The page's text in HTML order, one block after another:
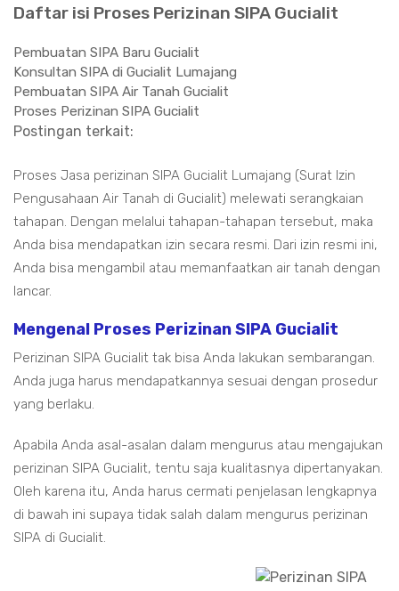
Daftar isi Proses Perizinan SIPA Gucialit
Pembuatan SIPA Baru Gucialit
Konsultan SIPA di Gucialit Lumajang
Pembuatan SIPA Air Tanah Gucialit
Proses Perizinan SIPA Gucialit
Postingan terkait:
Proses Jasa perizinan SIPA Gucialit Lumajang (Surat Izin
Pengusahaan Air Tanah di Gucialit) melewati serangkaian
tahapan. Dengan melalui tahapan-tahapan tersebut, maka
Anda bisa mendapatkan izin secara resmi. Dari izin resmi ini,
Anda bisa mengambil atau memanfaatkan air tanah dengan
lancar.
Mengenal Proses Perizinan SIPA Gucialit
Perizinan SIPA Gucialit tak bisa Anda lakukan sembarangan.
Anda juga harus mendapatkannya sesuai dengan prosedur
yang berlaku.
Apabila Anda asal-asalan dalam mengurus atau mengajukan
perizinan SIPA Gucialit, tentu saja kualitasnya dipertanyakan.
Oleh karena itu, Anda harus cermati penjelasan lengkapnya
di bawah ini supaya tidak salah dalam mengurus perizinan
SIPA di Gucialit.